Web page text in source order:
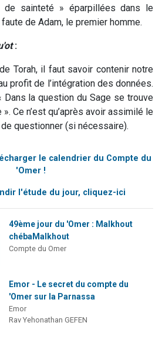
sainteté » éparpillées dans le
de Adam, le premier homme.
:
Torah, il faut savoir contenir notre
profit de l’intégration des données.
Dans la question du Sage se trouve
Ce n’est qu’après avoir assimilé le
questionner (si nécessaire).
le calendrier du Compte du
'Omer !
l'étude du jour, cliquez-ici
49ème jour du 'Omer : Malkhout
chébaMalkhout
Compte du Omer
Emor - Le secret du compte du
'Omer sur la Parnassa
Emor
Rav Yehonathan GEFEN